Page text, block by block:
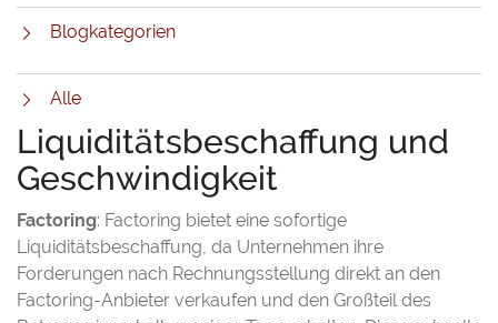
Blogkategorien
Alle
Liquiditätsbeschaffung und
Geschwindigkeit
Factoring: Factoring bietet eine sofortige
Liquiditätsbeschaffung, da Unternehmen ihre
Forderungen nach Rechnungsstellung direkt an den
Factoring-Anbieter verkaufen und den Großteil des